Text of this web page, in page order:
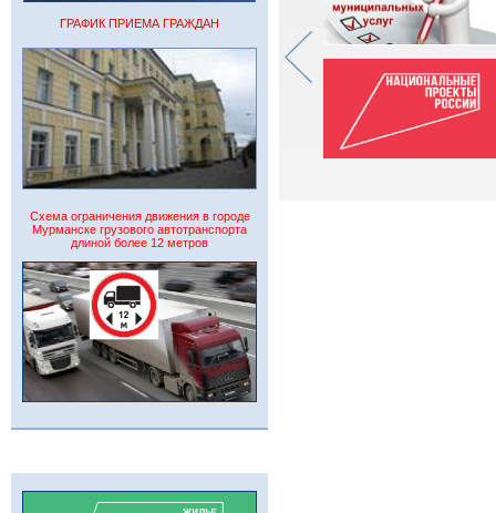
ГРАФИК ПРИЕМА ГРАЖДАН
Схема ограничения движения в городе
Мурманске грузового автотранспорта
длиной более 12 метров